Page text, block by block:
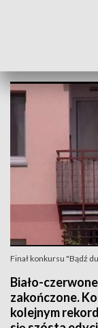
Finał konkursu "Bądź
Biało-
zakończone.
kolejnym